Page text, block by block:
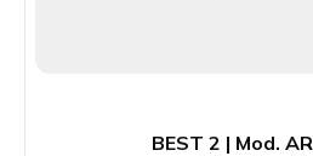
BEST 2 | Mod. AR